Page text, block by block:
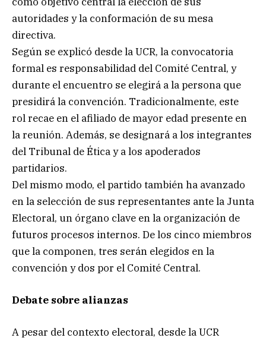
autoridades y la conformación de su mesa
directiva.
Según se explicó desde la UCR, la convocatoria
formal es responsabilidad del Comité Central, y
durante el encuentro se elegirá a la persona que
presidirá la convención. Tradicionalmente, este
rol recae en el afiliado de mayor edad presente en
la reunión. Además, se designará a los integrantes
del Tribunal de Ética y a los apoderados
partidarios.
Del mismo modo, el partido también ha avanzado
en la selección de sus representantes ante la Junta
Electoral, un órgano clave en la organización de
futuros procesos internos. De los cinco miembros
que la componen, tres serán elegidos en la
convención y dos por el Comité Central.
Debate sobre alianzas
A pesar del contexto electoral, desde la UCR